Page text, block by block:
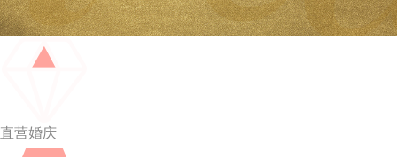
直营婚庆